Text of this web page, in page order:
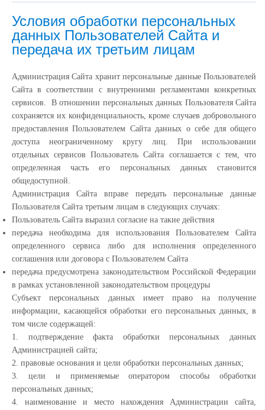
Условия обработки персональных
данных Пользователей Сайта и
передача их третьим лицам
Администрация Сайта хранит персональные данные Пользователей
Сайта в соответствии с внутренними регламентами конкретных
сервисов. В отношении персональных данных Пользователя Сайта
сохраняется их конфиденциальность, кроме случаев добровольного
предоставления Пользователем Сайта данных о себе для общего
доступа неограниченному кругу лиц. При использовании
отдельных сервисов Пользователь Сайта соглашается с тем, что
определенная часть его персональных данных становится
общедоступной.
Администрация Сайта вправе передать персональные данные
Пользователя Сайта третьим лицам в следующих случаях:
Пользователь Сайта выразил согласие на такие действия
передача необходима для использования Пользователем Сайта
определенного сервиса либо для исполнения определенного
соглашения или договора с Пользователем Сайта
передача предусмотрена законодательством Российской Федерации
в рамках установленной законодательством процедуры
Субъект персональных данных имеет право на получение
информации, касающейся обработки его персональных данных, в
том числе содержащей:
1. подтверждение факта обработки персональных данных
Администрацией сайта;
2. правовые основания и цели обработки персональных данных;
3. цели и применяемые оператором способы обработки
персональных данных;
4. наименование и место нахождения Администрации сайта,